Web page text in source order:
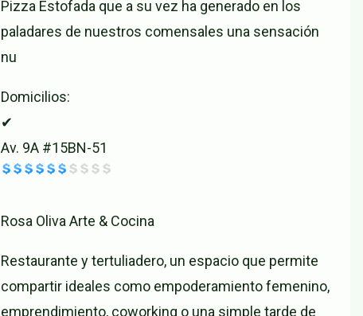
Pizza Estofada que a su vez ha generado en los
paladares de nuestros comensales una sensación
nu
Domicilios:
✔
Av. 9A #15BN-51
Rosa Oliva Arte & Cocina
Restaurante y tertuliadero, un espacio que permite
compartir ideales como empoderamiento femenino,
emprendimiento, coworking o una simple tarde de